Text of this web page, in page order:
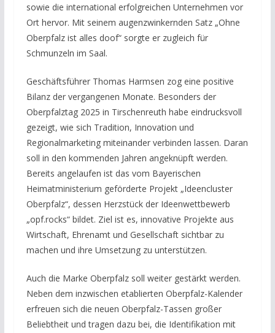
sowie die international erfolgreichen Unternehmen vor
Ort hervor. Mit seinem augenzwinkernden Satz „Ohne
Oberpfalz ist alles doof“ sorgte er zugleich für
Schmunzeln im Saal.
Geschäftsführer Thomas Harmsen zog eine positive
Bilanz der vergangenen Monate. Besonders der
Oberpfalztag 2025 in Tirschenreuth habe eindrucksvoll
gezeigt, wie sich Tradition, Innovation und
Regionalmarketing miteinander verbinden lassen. Daran
soll in den kommenden Jahren angeknüpft werden.
Bereits angelaufen ist das vom Bayerischen
Heimatministerium geförderte Projekt „Ideencluster
Oberpfalz“, dessen Herzstück der Ideenwettbewerb
„opf.rocks“ bildet. Ziel ist es, innovative Projekte aus
Wirtschaft, Ehrenamt und Gesellschaft sichtbar zu
machen und ihre Umsetzung zu unterstützen.
Auch die Marke Oberpfalz soll weiter gestärkt werden.
Neben dem inzwischen etablierten Oberpfalz-Kalender
erfreuen sich die neuen Oberpfalz-Tassen großer
Beliebtheit und tragen dazu bei, die Identifikation mit